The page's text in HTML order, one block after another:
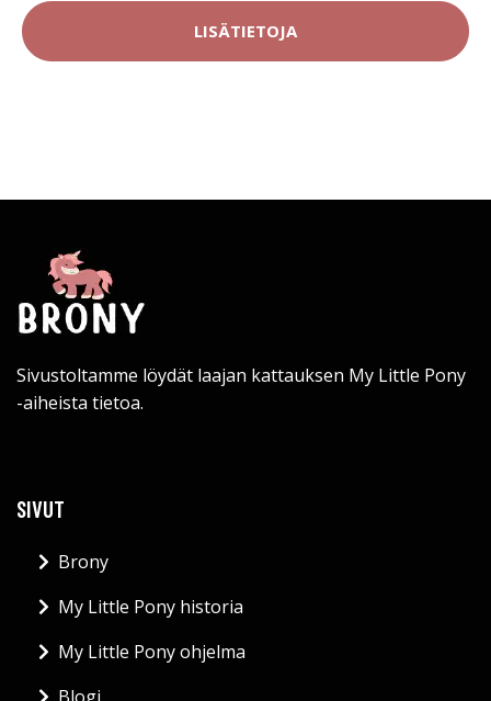
LISÄTIETOJA
Sivustoltamme löydät laajan kattauksen My Little Pony
-aiheista tietoa.
SIVUT
Brony
My Little Pony historia
My Little Pony ohjelma